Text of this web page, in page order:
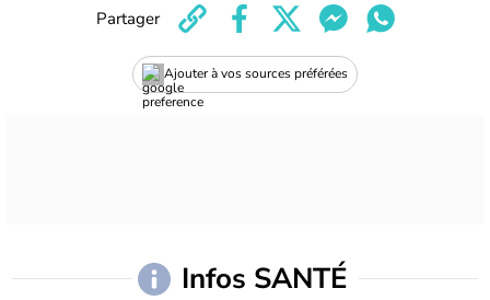
Ajouter à vos sources préférées
Partager
Infos SANTÉ